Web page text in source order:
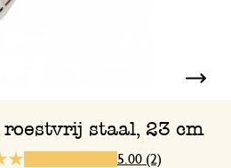
roestvrij staal, 23 cm
5.00 (2)
handig en mooi